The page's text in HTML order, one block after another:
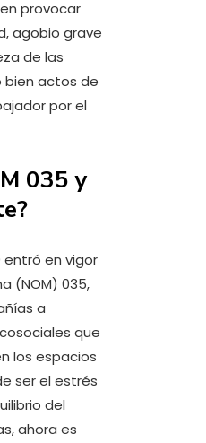
provocar
agobio grave
de las
bien actos de
por el
035 y
entró en vigor
(NOM) 035,
a
que
los espacios
ser el estrés
del
ahora es